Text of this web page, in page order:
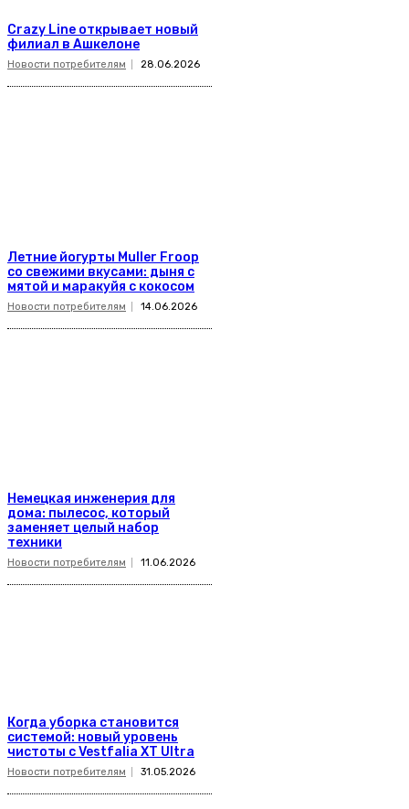
Crazy Line открывает новый
филиал в Ашкелоне
Новости потребителям 28.06.2026
Летние йогурты Muller Froop
со свежими вкусами: дыня с
мятой и маракуйя с кокосом
Новости потребителям 14.06.2026
Немецкая инженерия для
дома: пылесос, который
заменяет целый набор
техники
Новости потребителям 11.06.2026
Когда уборка становится
системой: новый уровень
чистоты с Vestfalia XT Ultra
Новости потребителям 31.05.2026